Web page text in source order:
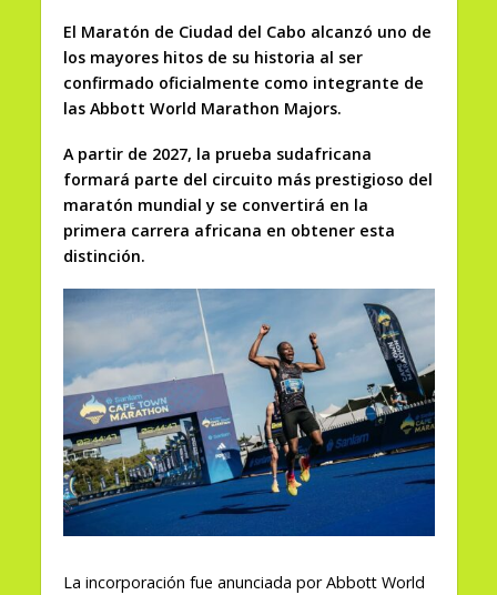
El Maratón de Ciudad del Cabo alcanzó uno de
los mayores hitos de su historia al ser
confirmado oficialmente como integrante de
las Abbott World Marathon Majors.
A partir de 2027, la prueba sudafricana
formará parte del circuito más prestigioso del
maratón mundial y se convertirá en la
primera carrera africana en obtener esta
distinción.
La incorporación fue anunciada por Abbott World